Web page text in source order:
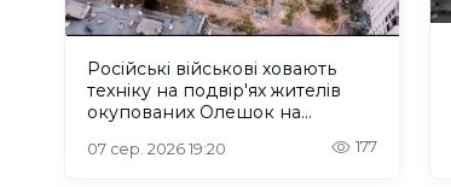
Російські військові ховають
техніку на подвір'ях жителів
окупованих Олешок на
07 сер. 2026 19:20 177